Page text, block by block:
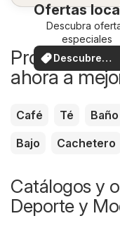
Ofertas
Descubra
especiales
Descubre
ofertas
Productos
ahora a
Café Té Baño
Bajo
Cachetero
Catálogos y
Deporte y